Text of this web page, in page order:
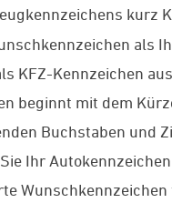
kurz
als
Kennzeichen
beginnt mit dem
Buchstaben und
Ihr